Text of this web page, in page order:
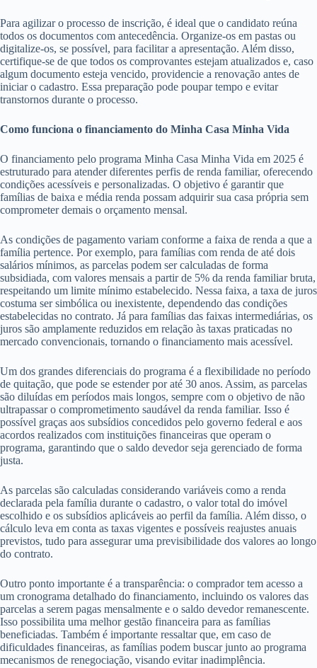
Para agilizar o processo de inscrição, é ideal que o candidato reúna
todos os documentos com antecedência. Organize-os em pastas ou
digitalize-os, se possível, para facilitar a apresentação. Além disso,
certifique-se de que todos os comprovantes estejam atualizados e, caso
algum documento esteja vencido, providencie a renovação antes de
iniciar o cadastro. Essa preparação pode poupar tempo e evitar
transtornos durante o processo.
Como funciona o financiamento do Minha Casa Minha Vida
O financiamento pelo programa Minha Casa Minha Vida em 2025 é
estruturado para atender diferentes perfis de renda familiar, oferecendo
condições acessíveis e personalizadas. O objetivo é garantir que
famílias de baixa e média renda possam adquirir sua casa própria sem
comprometer demais o orçamento mensal.
As condições de pagamento variam conforme a faixa de renda a que a
família pertence. Por exemplo, para famílias com renda de até dois
salários mínimos, as parcelas podem ser calculadas de forma
subsidiada, com valores mensais a partir de 5% da renda familiar bruta,
respeitando um limite mínimo estabelecido. Nessa faixa, a taxa de juros
costuma ser simbólica ou inexistente, dependendo das condições
estabelecidas no contrato. Já para famílias das faixas intermediárias, os
juros são amplamente reduzidos em relação às taxas praticadas no
mercado convencionais, tornando o financiamento mais acessível.
Um dos grandes diferenciais do programa é a flexibilidade no período
de quitação, que pode se estender por até 30 anos. Assim, as parcelas
são diluídas em períodos mais longos, sempre com o objetivo de não
ultrapassar o comprometimento saudável da renda familiar. Isso é
possível graças aos subsídios concedidos pelo governo federal e aos
acordos realizados com instituições financeiras que operam o
programa, garantindo que o saldo devedor seja gerenciado de forma
justa.
As parcelas são calculadas considerando variáveis como a renda
declarada pela família durante o cadastro, o valor total do imóvel
escolhido e os subsídios aplicáveis ao perfil da família. Além disso, o
cálculo leva em conta as taxas vigentes e possíveis reajustes anuais
previstos, tudo para assegurar uma previsibilidade dos valores ao longo
do contrato.
Outro ponto importante é a transparência: o comprador tem acesso a
um cronograma detalhado do financiamento, incluindo os valores das
parcelas a serem pagas mensalmente e o saldo devedor remanescente.
Isso possibilita uma melhor gestão financeira para as famílias
beneficiadas. Também é importante ressaltar que, em caso de
dificuldades financeiras, as famílias podem buscar junto ao programa
mecanismos de renegociação, visando evitar inadimplência.